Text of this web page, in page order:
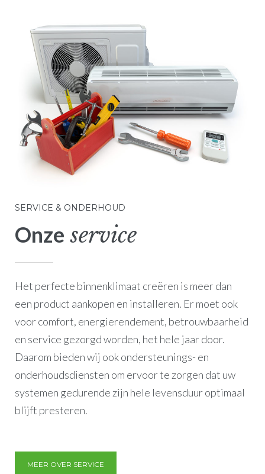
SERVICE & ONDERHOUD
Onze service
Het perfecte binnenklimaat creëren is meer dan
een product aankopen en installeren. Er moet ook
voor comfort, energierendement, betrouwbaarheid
en service gezorgd worden, het hele jaar door.
Daarom bieden wij ook ondersteunings- en
onderhoudsdiensten om ervoor te zorgen dat uw
systemen gedurende zijn hele levensduur optimaal
blijft presteren.
MEER OVER SERVICE